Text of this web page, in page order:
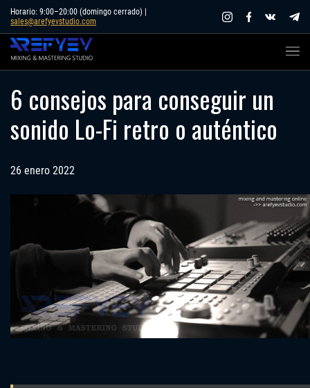
Skip
content
Horario: 9:00–20:00 (domingo cerrado) |
sales@arefyevstudio.com
6 consejos para conseguir un
sonido Lo-Fi retro o auténtico
26 enero 2022